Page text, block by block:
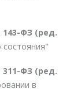
143-ФЗ (ред.
состояния"
311-ФЗ (ред.
в